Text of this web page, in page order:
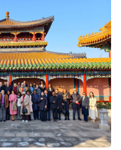
X300
S30
iQOO Z11x
vivo TWS 5e